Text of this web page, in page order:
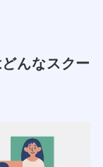
んなスクー